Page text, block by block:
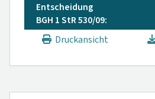
Entscheidung
BGH 1 StR 530/09:
Druckansicht